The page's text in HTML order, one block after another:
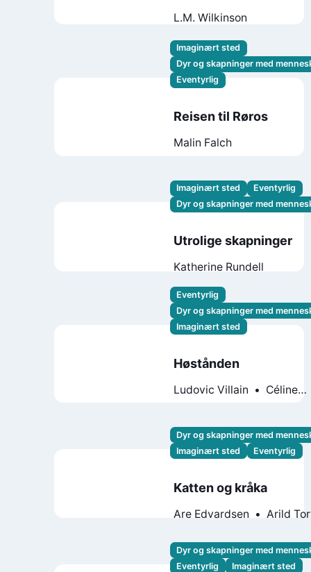
L.M. Wilkinson
Imaginært sted
Dyr og skapninger med
Eventyrlig
Reisen til Røros
Malin Falch
Imaginært sted
Eventyrlig
Dyr og skapninger med
Utrolige skapninger
Katherine Rundell
Eventyrlig
Dyr og skapninger med
Imaginært sted
Høstånden
Ludovic Villain
Céline
Dyr og skapninger med
Imaginært sted
Eventyrlig
Katten og kråka
Are Edvardsen
Arild
Dyr og skapninger med
Eventyrlig
Imaginært sted